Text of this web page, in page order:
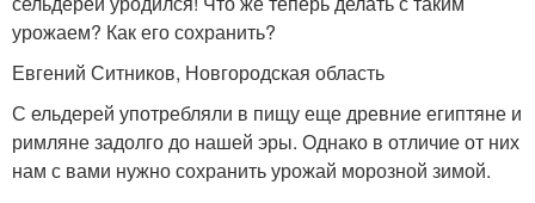
урожаем? Как его сохранить?
Евгений Ситников, Новгородская область
С ельдерей употребляли в пищу еще древние египтяне и
римляне задолго до нашей эры. Однако в отличие от них
нам с вами нужно сохранить урожай морозной зимой.